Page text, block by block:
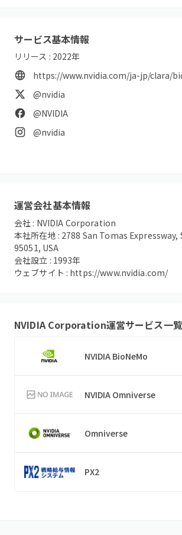
サービス基本情報
リリース : 2022年
https://www.nvidia.com/ja-jp/clara/
@nvidia
@NVIDIA
@nvidia
運営会社基本情報
会社 : NVIDIA Corporation
本社所在地 : 2788 San Tomas Expressway,
95051, USA
会社設立 : 1993年
ウェブサイト : https://www.nvidia.com/
NVIDIA Corporation運営サービス一覧
NVIDIA BioNeMo
NVIDIA Omniverse
Omniverse
PX2